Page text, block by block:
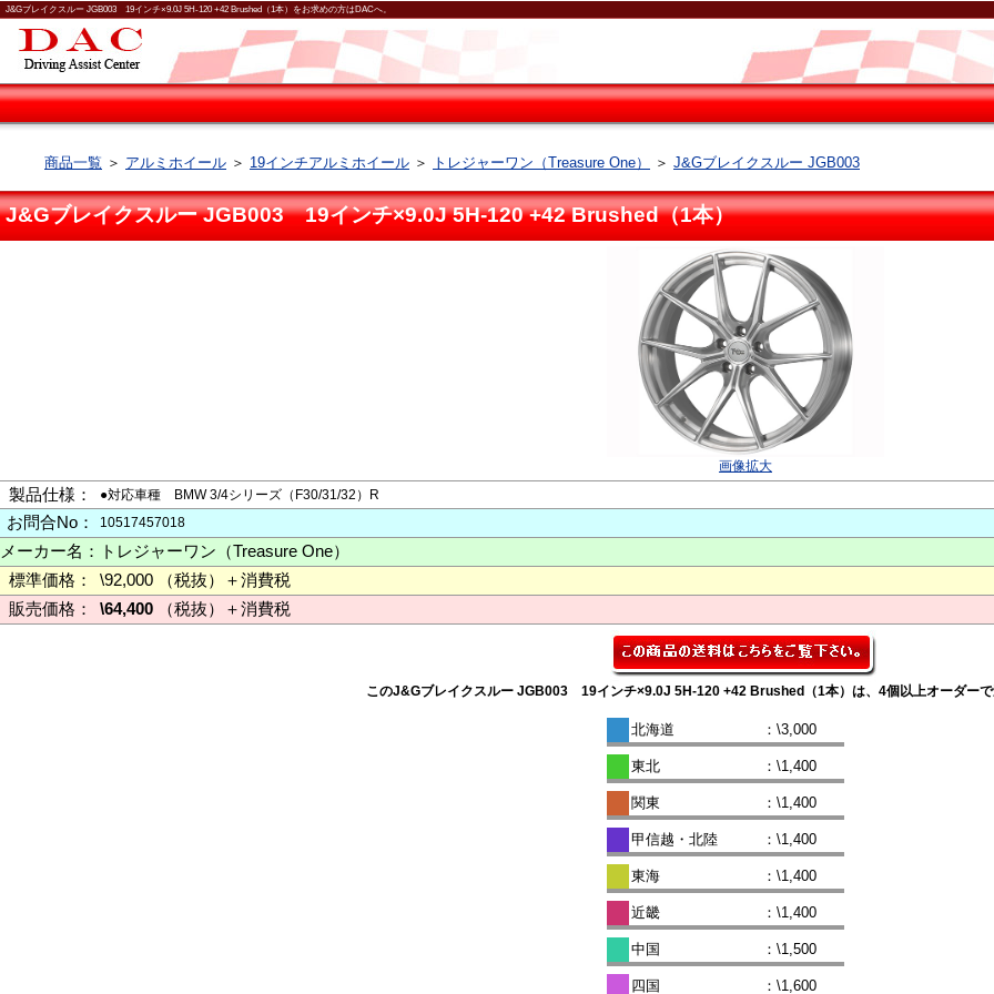
J&Gブレイクスルー JGB003 19インチ×9.0J 5H-120 +42 Brushed（1本）をお求めの方はDACへ。
商品一覧 ＞ アルミホイール ＞ 19インチアルミホイール ＞ トレジャーワン（Treasure One） ＞ J&Gブレイクスルー JGB003
J&Gブレイクスルー JGB003 19インチ×9.0J 5H-120 +42 Brushed（1本）
画像拡大
製品仕様： ●対応車種 BMW 3/4シリーズ（F30/31/32）R
お問合No： 10517457018
メーカー名：
トレジャーワン（Treasure One）
標準価格：
\92,000 （税抜）＋消費税
販売価格：
\64,400 （税抜）＋消費税
このJ&Gブレイクスルー JGB003 19インチ×9.0J 5H-120 +42 Brushed（1本）は、4個以上オーダーで
北海道 ：\3,000
東北 ：\1,400
関東 ：\1,400
甲信越・北陸 ：\1,400
東海 ：\1,400
近畿 ：\1,400
中国 ：\1,500
四国 ：\1,600